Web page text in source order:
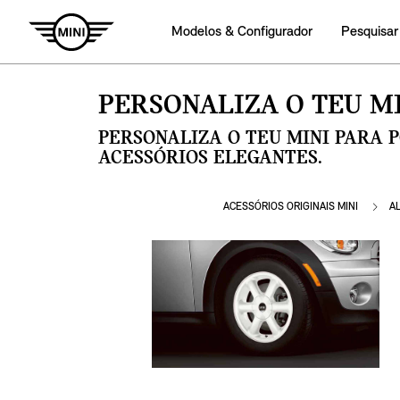
Modelos & Configurador
PERSONALIZA O TEU
PERSONALIZA O TEU MINI PARA
ACESSÓRIOS ELEGANTES.
ACESSÓRIOS ORIGINAIS MINI